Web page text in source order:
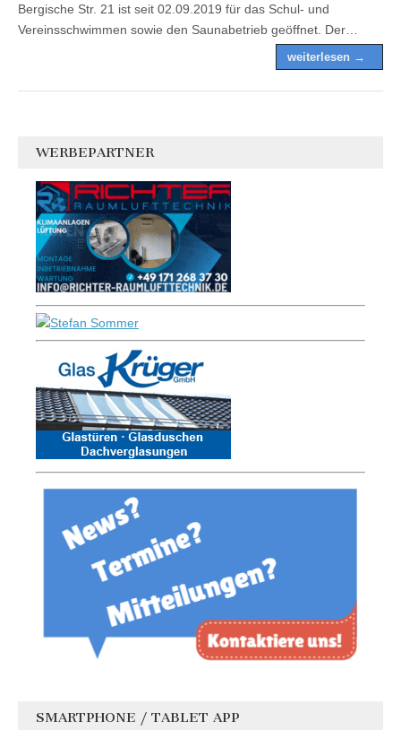
Bergische Str. 21 ist seit 02.09.2019 für das Schul- und
Vereinsschwimmen sowie den Saunabetrieb geöffnet. Der…
weiterlesen →
WERBEPARTNER
SMARTPHONE / TABLET APP